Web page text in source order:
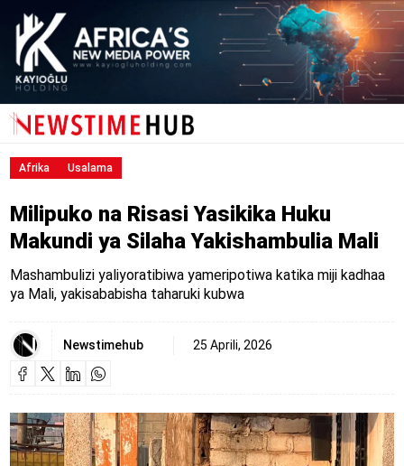
Afrika Usalama
Milipuko na Risasi Yasikika Huku
Makundi ya Silaha Yakishambulia Mali
Mashambulizi yaliyoratibiwa yameripotiwa katika miji kadhaa
ya Mali, yakisababisha taharuki kubwa
Newstimehub 25 Aprili, 2026